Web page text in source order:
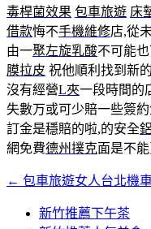
毒桿菌效果 包車旅遊 床
借款悔不手機維修店,從
由一聚左旋乳酸不可能
膜拉皮 祝他順利找到新
沒有經營L夾一段時間的
失數万或可少賠一些簽
訂金是穩賠的啦,的安全
網免費德州撲克面是不
文
← 包車旅遊女人台北機
新竹推薦下午茶